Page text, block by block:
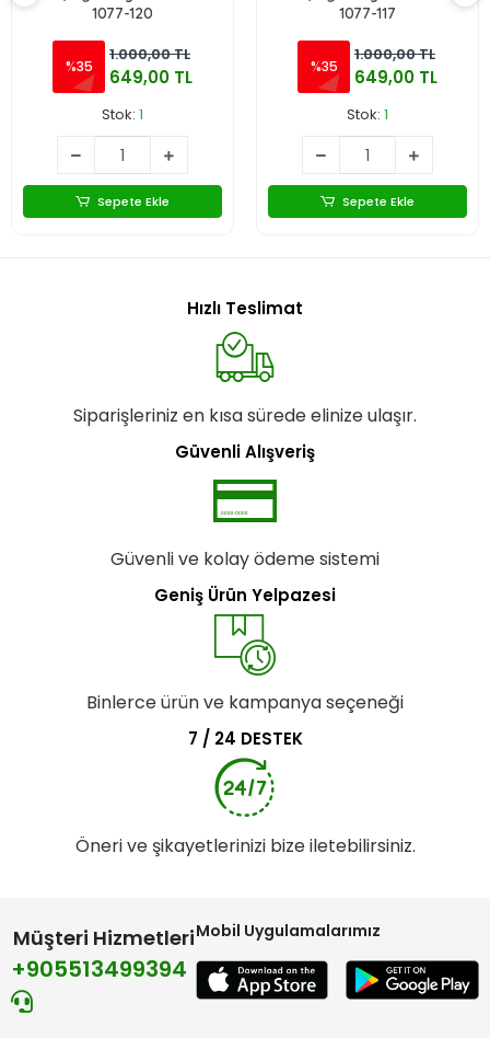
1077-120
%35
1.000,00 TL
649,00 TL
Stok: 1
Sepete Ekle
1077-117
%35
1.000,00 TL
649,00 TL
Stok: 1
Sepete Ekle
Hızlı Teslimat
Siparişleriniz en kısa sürede elinize ulaşır.
Güvenli Alışveriş
Güvenli ve kolay ödeme sistemi
Geniş Ürün Yelpazesi
Binlerce ürün ve kampanya seçeneği
7 / 24 DESTEK
Öneri ve şikayetlerinizi bize iletebilirsiniz.
Müşteri Hizmetleri
+905513499394
Mobil Uygulamalarımız